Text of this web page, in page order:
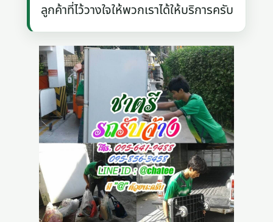
ลูกค้าที่ไว้วางใจให้พวกเราได้ให้บริการครับ